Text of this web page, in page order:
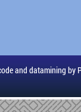
and datamining by